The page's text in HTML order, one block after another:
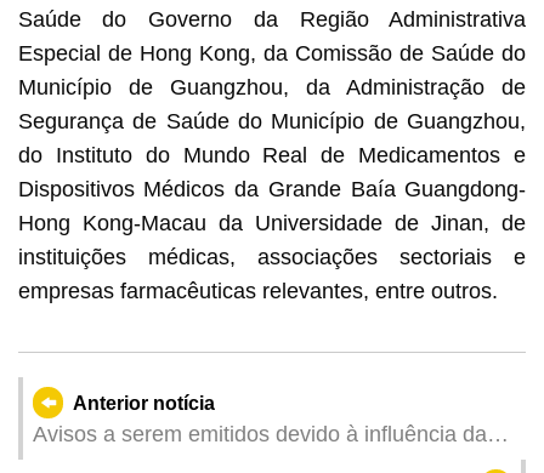
Saúde do Governo da Região Administrativa
Especial de Hong Kong, da Comissão de Saúde do
Município de Guangzhou, da Administração de
Segurança de Saúde do Município de Guangzhou,
do Instituto do Mundo Real de Medicamentos e
Dispositivos Médicos da Grande Baía Guangdong-
Hong Kong-Macau da Universidade de Jinan, de
instituições médicas, associações sectoriais e
empresas farmacêuticas relevantes, entre outros.
Anterior notícia
Avisos a serem emitidos devido à influência da